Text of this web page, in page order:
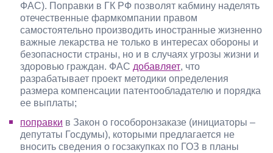
ФАС). Поправки в ГК РФ позволят кабмину наделять
отечественные фармкомпании правом
самостоятельно производить иностранные жизненно
важные лекарства не только в интересах обороны и
безопасности страны, но и в случаях угрозы жизни и
здоровью граждан. ФАС добавляет, что
разрабатывает проект методики определения
размера компенсации патентообладателю и порядка
ее выплаты;
поправки в Закон о гособоронзаказе (инициаторы –
депутаты Госдумы), которыми предлагается не
вносить сведения о госзакупках по ГОЗ в планы